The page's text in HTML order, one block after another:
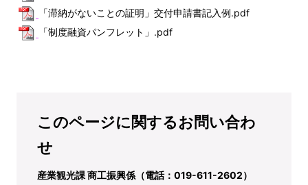
「滞納がないことの証明」交付申請書記入例.pdf
「制度融資パンフレット」.pdf
このページに関するお問い合わ
せ
産業観光課 商工振興係（電話：019-611-2602）